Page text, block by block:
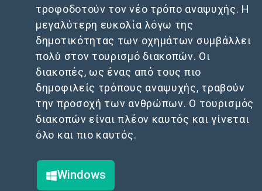
τροφοδοτούν τον νέο τρόπο αναψυχής. Η
μεγαλύτερη ευκολία λόγω της
δημοτικότητας των οχημάτων συμβάλλει
πολύ στον τουρισμό διακοπών. Οι
διακοπές, ως ένας από τους πιο
δημοφιλείς τρόπους αναψυχής, τραβούν
την προσοχή των ανθρώπων. Ο τουρισμός
διακοπών είναι πλέον καυτός και γίνεται
όλο και πιο καυτός.
Windows